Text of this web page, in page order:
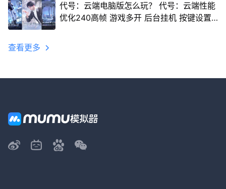
代号：云端电脑版怎么玩？ 代号：云端性能
优化240高帧 游戏多开 后台挂机 按键设置
查看更多